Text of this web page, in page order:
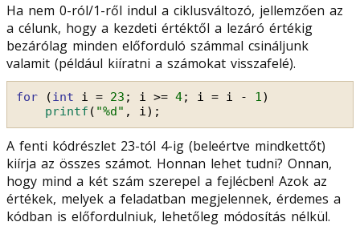
Ha nem 0-ról/1-ről indul a ciklusváltozó, jellemzően az
a célunk, hogy a kezdeti értéktől a lezáró értékig
bezárólag minden előforduló számmal csináljunk
valamit (például kiíratni a számokat visszafelé).
for (int i = 23 ; i >= 4; i = i - 1)
printf ( "%d" , i);
A fenti kódrészlet 23-tól 4-ig (beleértve mindkettőt)
kiírja az összes számot. Honnan lehet tudni? Onnan,
hogy mind a két szám szerepel a fejlécben! Azok az
értékek, melyek a feladatban megjelennek, érdemes a
kódban is előfordulniuk, lehetőleg módosítás nélkül.